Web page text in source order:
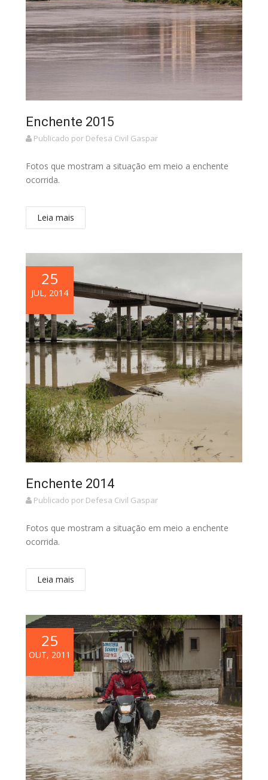
Enchente 2015
Publicado por Defesa Civil Gaspar
Fotos que mostram a situação em meio a enchente
ocorrida.
Leia mais
25
JUL, 2014
Enchente 2014
Publicado por Defesa Civil Gaspar
Fotos que mostram a situação em meio a enchente
ocorrida.
Leia mais
25
OUT, 2011